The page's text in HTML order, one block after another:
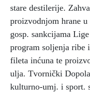
stare destilerije.
proizvodnjom hrane
gosp. sankcijama
program soljenja ribe
fileta inćuna te
ulja. Tvornički
kulturno-umj. i sport.